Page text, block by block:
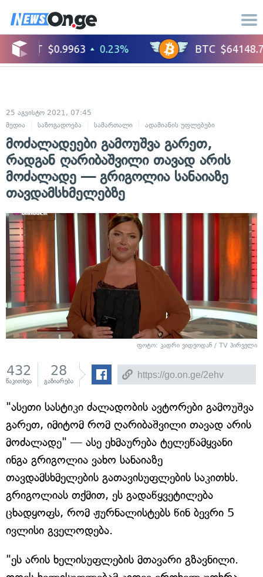
25 აგვისტო 2021, 07:45
მედია
საზოგადოება სამართალი ადამიანის უფლებები
მოძალადეები გამოუშვა გარეთ,
რადგან ღარიბაშვილი თავად არის
მოძალადე — გრიგოლია სანაიაზე
თავდამსხმელებზე
ფოტო: კადრი ვიდეოდან / TV პირველი
432
წაკითხვა
28
გაზიარება
"ასეთი სასტიკი ძალადობის ავტორები გამოუშვა
გარეთ, იმიტომ რომ ღარიბაშვილი თავად არის
მოძალადე" — ასე ეხმაურება ტელეწამყვანი
ინგა გრიგოლია ვახო სანაიაზე
თავდამსხმელების გათავისუფლების საკითხს.
გრიგოლიას თქმით, ეს გადაწყვეტილება
ცხადყოფს, რომ ჟურნალისტებს წინ ბევრი 5
ივლისი გველოდება.
"ეს არის ხელისუფლების მთავარი გზავნილი.